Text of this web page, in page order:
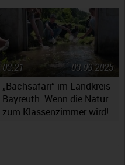
„Bachsafari“ im Landkreis
Bayreuth: Wenn die Natur
zum Klassenzimmer wird!
03.09.2025
03:21